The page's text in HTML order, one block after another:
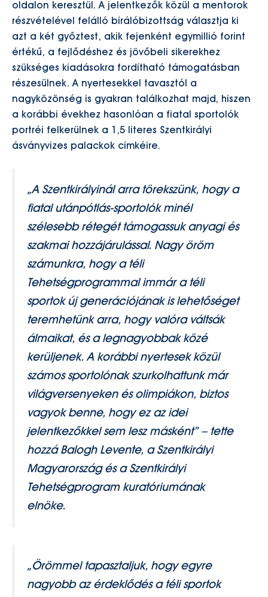
oldalon keresztül. A jelentkezők közül a mentorok
részvételével felálló bírálóbizottság választja ki
azt a két győztest, akik fejenként egymillió forint
értékű, a fejlődéshez és jövőbeli sikerekhez
szükséges kiadásokra fordítható támogatásban
részesülnek. A nyertesekkel tavasztól a
nagyközönség is gyakran találkozhat majd, hiszen
a korábbi évekhez hasonlóan a fiatal sportolók
portréi felkerülnek a 1,5 literes Szentkirályi
ásványvizes palackok címkéire.
„A Szentkirályinál arra törekszünk, hogy a
fiatal utánpótlás-sportolók minél
szélesebb rétegét támogassuk anyagi és
szakmai hozzájárulással. Nagy öröm
számunkra, hogy a téli
Tehetségprogrammal immár a téli
sportok új generációjának is lehetőséget
teremhetünk arra, hogy valóra váltsák
álmaikat, és a legnagyobbak közé
kerüljenek. A korábbi nyertesek közül
számos sportolónak szurkolhattunk már
világversenyeken és olimpiákon, biztos
vagyok benne, hogy ez az idei
jelentkezőkkel sem lesz másként” – tette
hozzá Balogh Levente, a Szentkirályi
Magyarország és a Szentkirályi
Tehetségprogram kuratóriumának
elnöke.
„Örömmel tapasztaljuk, hogy egyre
nagyobb az érdeklődés a téli sportok